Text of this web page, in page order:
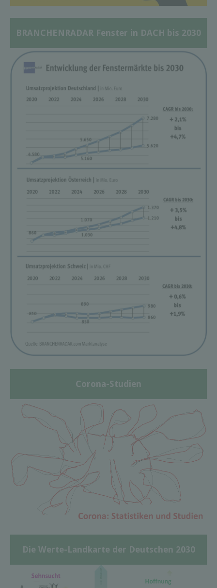
BRANCHENRADAR Fenster in DACH bis 2030
Corona-Studien
Die Werte-Landkarte der Deutschen 2030